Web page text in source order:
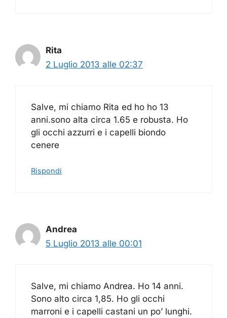
Rita
2 Luglio 2013 alle 02:37
Salve, mi chiamo Rita ed ho ho 13
anni.sono alta circa 1.65 e robusta. Ho
gli occhi azzurri e i capelli biondo
cenere
Rispondi
Andrea
5 Luglio 2013 alle 00:01
Salve, mi chiamo Andrea. Ho 14 anni.
Sono alto circa 1,85. Ho gli occhi
marroni e i capelli castani un po’ lunghi.